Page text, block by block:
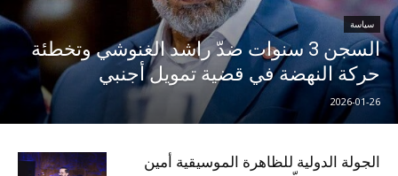
سياسة
السجن 3 سنوات ضدّ راشد الغنوشي وتخطئة
حركة النهضة في قضية تمويل أجنبي
2026-01-26
الجولة الدولية للظاهرة الموسيقية أمين